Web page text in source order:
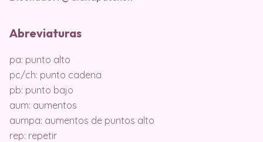
Abreviaturas
pa: punto alto
pc/ch: punto cadena
pb: punto bajo
aum: aumentos
aumpa: aumentos de puntos alto
rep: repetir